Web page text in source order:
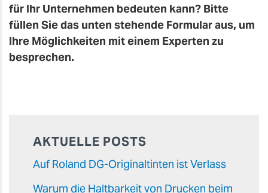
für Ihr Unternehmen bedeuten kann? Bitte
füllen Sie das unten stehende Formular aus, um
Ihre Möglichkeiten mit einem Experten zu
besprechen.
AKTUELLE POSTS
Auf Roland DG-Originaltinten ist Verlass
Warum die Haltbarkeit von Drucken beim